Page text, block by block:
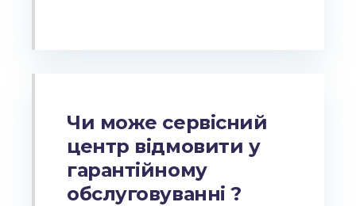
Чи може сервісний
центр відмовити у
гарантійному
обслуговуванні ?